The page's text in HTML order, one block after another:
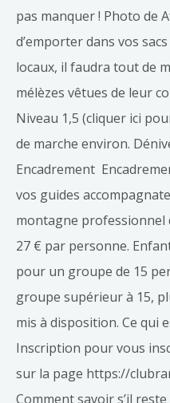
pas manquer ! Photo de
d’emporter dans vos
locaux, il faudra tout de
mélèzes vêtues de leur
Niveau 1,5 (cliquer ici
de marche environ.
Encadrement
vos guides
montagne professionnel
27 € par personne.
pour un groupe de 15
groupe supérieur à 15,
mis à disposition. Ce qui
Inscription pour vous
sur la page https://
Comment savoir s’il